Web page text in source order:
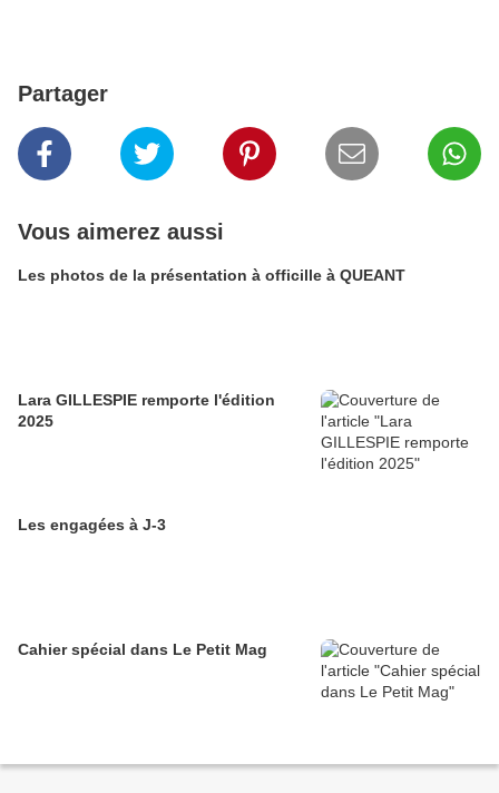
Partager
Vous aimerez aussi
Les photos de la présentation à officille à QUEANT
Lara GILLESPIE remporte l'édition
2025
Les engagées à J-3
Cahier spécial dans Le Petit Mag